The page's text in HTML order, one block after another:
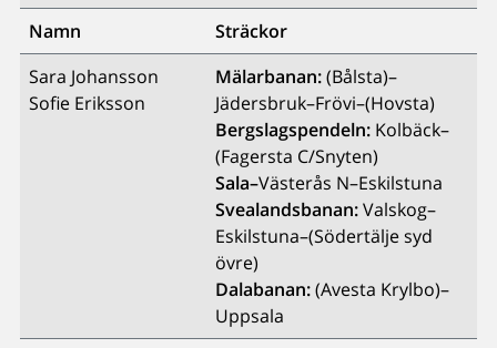
Namn
Sträckor
Sara Johansson
Sofie Eriksson
Mälarbanan:(Bålsta)–
Jädersbruk–Frövi–(Hovsta)
Bergslagspendeln:Kolbäck–
(Fagersta C/Snyten)
Sala–Västerås N–Eskilstuna
Svealandsbanan:Valskog–
Eskilstuna–(Södertälje syd
övre)
Dalabanan:(Avesta Krylbo)–
Uppsala